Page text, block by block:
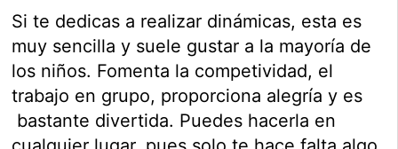
Si te dedicas a realizar dinámicas, esta es
muy sencilla y suele gustar a la mayoría de
los niños. Fomenta la competividad, el
trabajo en grupo, proporciona alegría y es
bastante divertida. Puedes hacerla en